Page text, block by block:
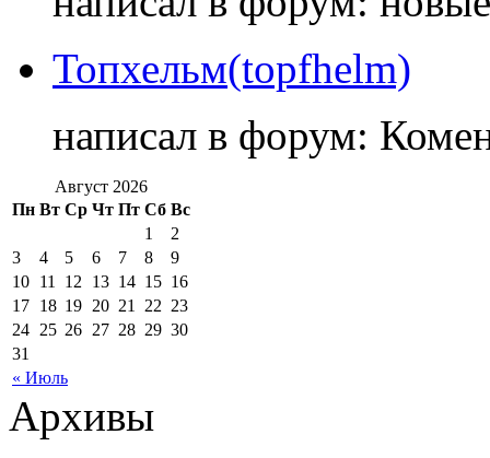
Топхельм(topfhelm)
написал в форум:
Август 2026
Пн Вт Ср Чт Пт Сб Вс
« Июль
1
2
3
4 5 6 7 8
9
10 11 12 13 14 15 16
17 18 19 20 21 22 23
24 25 26 27 28 29 30
31
Архивы